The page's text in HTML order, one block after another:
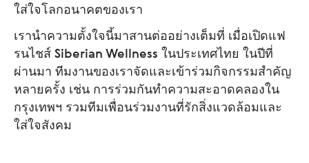
ใส่ใจโลกอนาคตของเรา
เรานำความตั้งใจนี้มาสานต่ออย่างเต็มที่ เมื่อเปิดแฟ
รนไชส์ Siberian Wellness ในประเทศไทย ในปีที่
ผ่านมา ทีมงานของเราจัดและเข้าร่วมกิจกรรมสำคัญ
หลายครั้ง เช่น การร่วมกันทำความสะอาดคลองใน
กรุงเทพฯ รวมทีมเพื่อนร่วมงานที่รักสิ่งแวดล้อมและ
ใส่ใจสังคม